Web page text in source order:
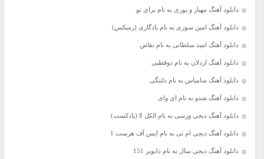
دانلود آهنگ مهیار و پوری به نام برای تو
دانلود آهنگ امین سوری به نام یادگاری (رمیکس)
دانلود آهنگ امید سلطانی به نام تقاص
دانلود آهنگ اردلان به نام دوقطبی
دانلود آهنگ سامیاس به نام دلتنگی
دانلود آهنگ شدو به نام ای وای
دانلود آهنگ دیجی ورسی به نام الکل 8 (پادکست)
دانلود آهنگ دیجی ام تی به نام ایس آف هرست 1
دانلود آهنگ دیجی سال به نام دابویز 151